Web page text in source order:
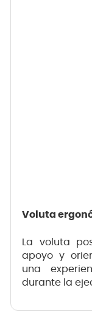
Voluta
La voluta
apoyo y
una
durante la